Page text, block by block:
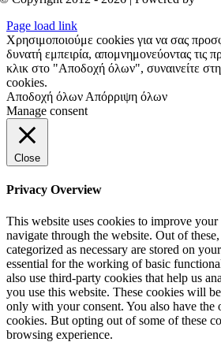
Page load link
Χρησιμοποιούμε cookies για να σας
δυνατή εμπειρία, απομνημονεύοντας τις
κλικ στο "Αποδοχή όλων", συναινείτε
cookies.
Αποδοχή όλων Απόρριψη όλων
Manage consent
Close
Privacy Overview
This website uses cookies to improve
navigate through the website. Out of
categorized as necessary are stored on
essential for the working of basic
also use third-party cookies that help us
you use this website. These cookies will
only with your consent. You also have the
cookies. But opting out of some of these
browsing experience.